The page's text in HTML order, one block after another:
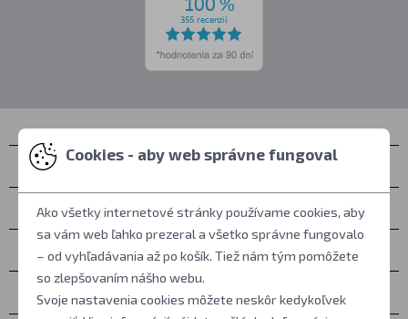
Kontakty
Zastihnete nás
Všetko o nákupe
Ďalšie informácie
Cookies - aby web správne fungoval
Ako všetky internetové stránky používame cookies, aby
sa vám web ľahko prezeral a všetko správne fungovalo
– od vyhľadávania až po košík. Tiež nám tým pomôžete
so zlepšovaním nášho webu.
Svoje nastavenia cookies môžete neskôr kedykoľvek